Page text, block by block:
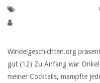
Windelgeschichten.org
gut (12) Zu Anfang war
meiner Cocktails, mampfte